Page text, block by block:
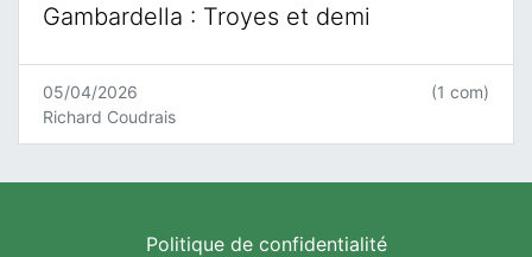
Gambardella : Troyes et demi
05/04/2026
Richard Coudrais
(1 com)
Politique de confidentialité